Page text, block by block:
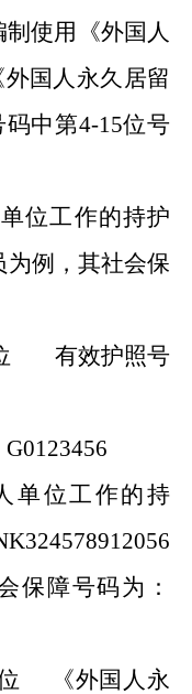
制使用《外国人
外国人永久居留
中第4-15位号
位工作的持护
例，其社会保
位 有效护照号
单位工作的持
保障号码为：
位 《外国人永